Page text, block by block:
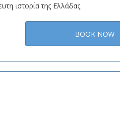
ιστορία της Ελλάδας
BOOK NOW